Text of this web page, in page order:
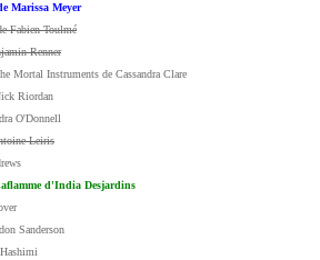
Marissa Meyer
Fabien Toulmé
Renner
Mortal Instruments de Cassandra Clare
Riordan
O'Donnell
Leiris
d'India Desjardins
Sanderson